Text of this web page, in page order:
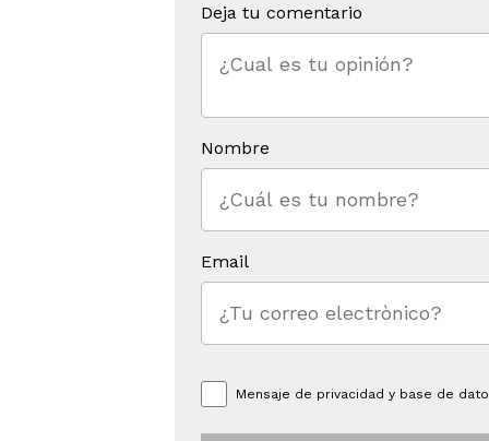
Deja tu comentario
Nombre
Email
Mensaje de privacidad y base de